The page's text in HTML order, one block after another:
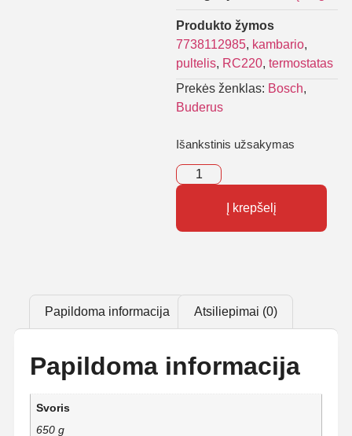
Produkto žymos
7738112985, kambario,
pultelis, RC220, termostatas
Prekės ženklas: Bosch,
Buderus
Išankstinis užsakymas
Į krepšelį
Papildoma informacija Atsiliepimai (0)
Papildoma informacija
Svoris
650 g